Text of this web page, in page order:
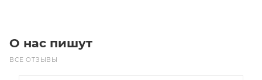
О нас пишут
ВСЕ ОТЗЫВЫ